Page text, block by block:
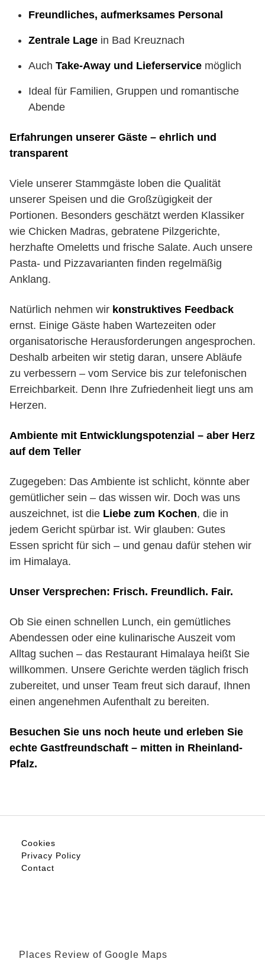
Freundliches, aufmerksames Personal
Zentrale Lage in Bad Kreuznach
Auch Take-Away und Lieferservice möglich
Ideal für Familien, Gruppen und romantische
Abende
Erfahrungen unserer Gäste – ehrlich und
transparent
Viele unserer Stammgäste loben die Qualität
unserer Speisen und die Großzügigkeit der
Portionen. Besonders geschätzt werden Klassiker
wie Chicken Madras, gebratene Pilzgerichte,
herzhafte Omeletts und frische Salate. Auch unsere
Pasta- und Pizzavarianten finden regelmäßig
Anklang.
Natürlich nehmen wir konstruktives Feedback
ernst. Einige Gäste haben Wartezeiten oder
organisatorische Herausforderungen angesprochen.
Deshalb arbeiten wir stetig daran, unsere Abläufe
zu verbessern – vom Service bis zur telefonischen
Erreichbarkeit. Denn Ihre Zufriedenheit liegt uns am
Herzen.
Ambiente mit Entwicklungspotenzial – aber Herz
auf dem Teller
Zugegeben: Das Ambiente ist schlicht, könnte aber
gemütlicher sein – das wissen wir. Doch was uns
auszeichnet, ist die Liebe zum Kochen, die in
jedem Gericht spürbar ist. Wir glauben: Gutes
Essen spricht für sich – und genau dafür stehen wir
im Himalaya.
Unser Versprechen: Frisch. Freundlich. Fair.
Ob Sie einen schnellen Lunch, ein gemütliches
Abendessen oder eine kulinarische Auszeit vom
Alltag suchen – das Restaurant Himalaya heißt Sie
willkommen. Unsere Gerichte werden täglich frisch
zubereitet, und unser Team freut sich darauf, Ihnen
einen angenehmen Aufenthalt zu bereiten.
Besuchen Sie uns noch heute und erleben Sie
echte Gastfreundschaft – mitten in Rheinland-
Pfalz.
Cookies
Privacy Policy
Contact
Places Review of Google Maps